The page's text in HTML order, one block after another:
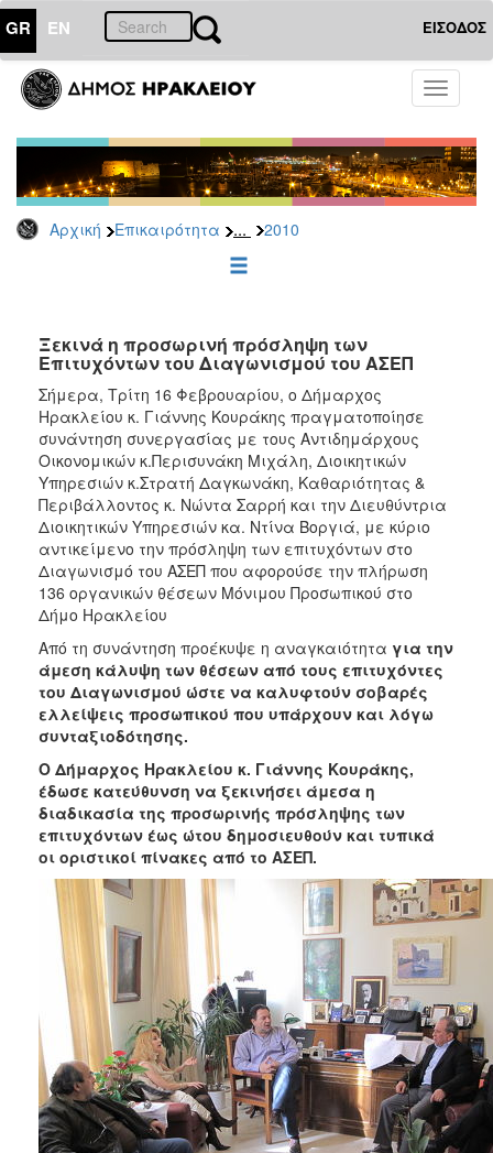
GR EN ΕΙΣΟΔΟΣ
Toggle
Αρχική Επικαιρότητα ... 2010
ΕΠΙΚΑΙΡΟΤΗΤΑ
Τύπου
Αρχείο
2026
2025
2022
2021
2020
2019
2018
2017
2016
2015
2013
2012
2011
2010
2006
ΔΗΜΟΤΗΣ
ΕΠΙΣΚΕΠΤΗΣ
ΗΡΑΚΛΕΙΟ
Ξεκινά η προσωρινή πρόσληψη των
Επιτυχόντων του Διαγωνισμού του ΑΣΕΠ
Σήμερα, Τρίτη 16 Φεβρουαρίου, ο Δήμαρχος
Ηρακλείου κ. Γιάννης Κουράκης πραγματοποίησε
συνάντηση συνεργασίας με τους Αντιδημάρχους
Οικονομικών κ.Περισυνάκη Μιχάλη, Διοικητικών
Υπηρεσιών κ.Στρατή Δαγκωνάκη, Καθαριότητας &
Περιβάλλοντος κ. Νώντα Σαρρή και την Διευθύντρια
Διοικητικών Υπηρεσιών κα. Ντίνα Βοργιά, με κύριο
αντικείμενο την πρόσληψη των επιτυχόντων στο
Διαγωνισμό του ΑΣΕΠ που αφορούσε την πλήρωση
136 οργανικών θέσεων Μόνιμου Προσωπικού στο
Δήμο Ηρακλείου
Από τη συνάντηση προέκυψε η αναγκαιότητα για την
άμεση κάλυψη των θέσεων από τους επιτυχόντες
του Διαγωνισμού ώστε να καλυφτούν σοβαρές
ελλείψεις προσωπικού που υπάρχουν και λόγω
συνταξιοδότησης.
Ο Δήμαρχος Ηρακλείου κ. Γιάννης Κουράκης,
έδωσε κατεύθυνση να ξεκινήσει άμεσα η
διαδικασία της προσωρινής πρόσληψης των
επιτυχόντων έως ώτου δημοσιευθούν και τυπικά
οι οριστικοί πίνακες από το ΑΣΕΠ.